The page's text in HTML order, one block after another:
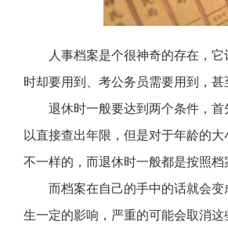
人事档案是个很神奇的存在，
时却要用到、考公务员需要用到，
退休时一般要达到两个条件，
以直接查出年限，但是对于年龄的
不一样的，而退休时一般都是按照档
而档案在自己的手中的话就会
生一定的影响，严重的可能会取消